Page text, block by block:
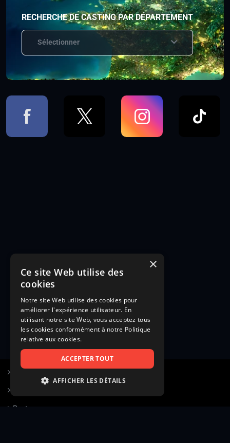
RECHERCHE DE CASTING PAR DÉPARTEMENT
Sélectionner
Poster une annonce
×
Ce site Web utilise des
cookies
Notre site Web utilise des cookies pour
améliorer l'expérience utilisateur. En
utilisant notre site Web, vous acceptez tous
les cookies conformément à notre Politique
relative aux cookies.
ACCEPTER TOUT
AFFICHER LES DÉTAILS